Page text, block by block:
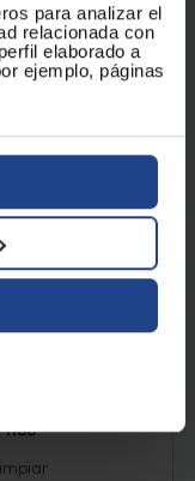
para analizar el
relacionada con
elaborado a
ejemplo, páginas